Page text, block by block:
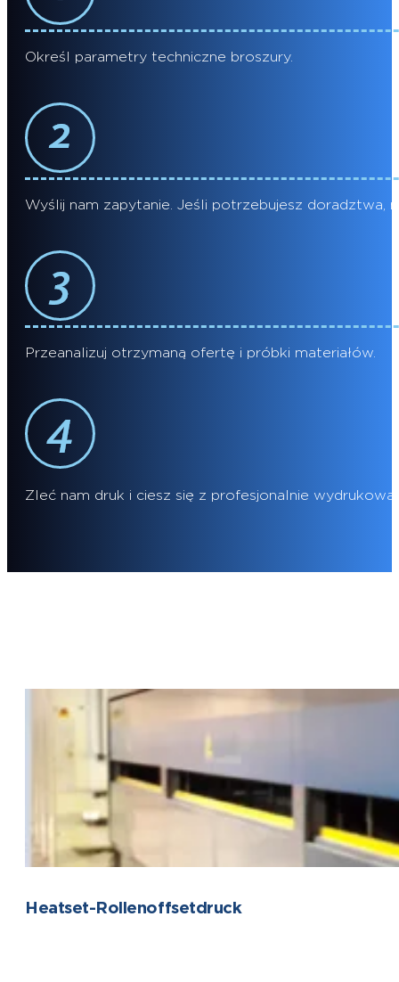
Określ parametry techniczne broszury.
Wyślij nam zapytanie. Jeśli potrzebujesz doradztwa,
Przeanalizuj otrzymaną ofertę i próbki materiałów.
Zleć nam druk i ciesz się z profesjonalnie
Heatset-Rollenoffsetdruck